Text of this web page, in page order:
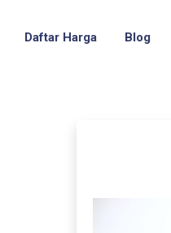
Daftar Harga Blog